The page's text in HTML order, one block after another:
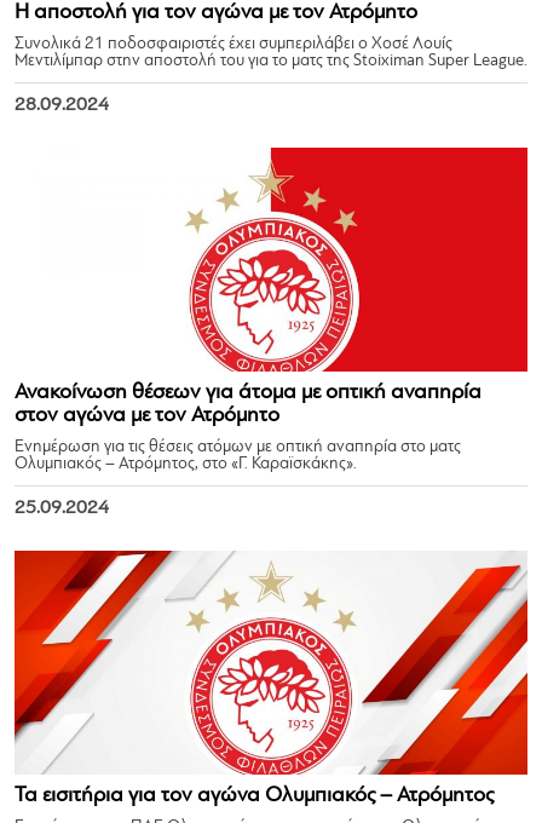
Η αποστολή για τον αγώνα με τον Ατρόμητο
Συνολικά 21 ποδοσφαιριστές έχει συμπεριλάβει ο Χοσέ Λουίς
Μεντιλίμπαρ στην αποστολή του για το ματς της Stoiximan Super League.
28.09.2024
Ανακοίνωση θέσεων για άτομα με οπτική αναπηρία
στον αγώνα με τον Ατρόμητο
Ενημέρωση για τις θέσεις ατόμων με οπτική αναπηρία στο ματς
Ολυμπιακός – Ατρόμητος, στο «Γ. Καραϊσκάκης».
25.09.2024
Τα εισιτήρια για τον αγώνα Ολυμπιακός – Ατρόμητος